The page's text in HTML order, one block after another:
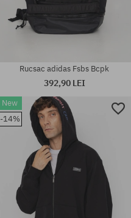
Mărimi existente:
41 1/3; 42; 44; 44 2/3; 45 1/3;
46; 46 2/3
Rucsac adidas Fsbs Bcpk
392,90 LEI
New
-14%